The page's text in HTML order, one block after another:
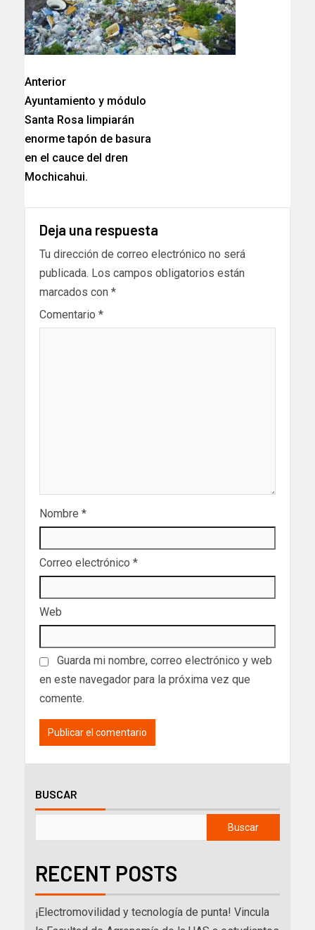
Anterior
Ayuntamiento y módulo
Santa Rosa limpiarán
enorme tapón de basura
en el cauce del dren
Mochicahui.
Deja una respuesta
Tu dirección de correo electrónico no será
publicada. Los campos obligatorios están
marcados con *
Comentario *
Nombre *
Correo electrónico *
Web
Guarda mi nombre, correo electrónico y web
en este navegador para la próxima vez que
comente.
BUSCAR
Buscar
RECENT POSTS
¡Electromovilidad y tecnología de punta! Vincula